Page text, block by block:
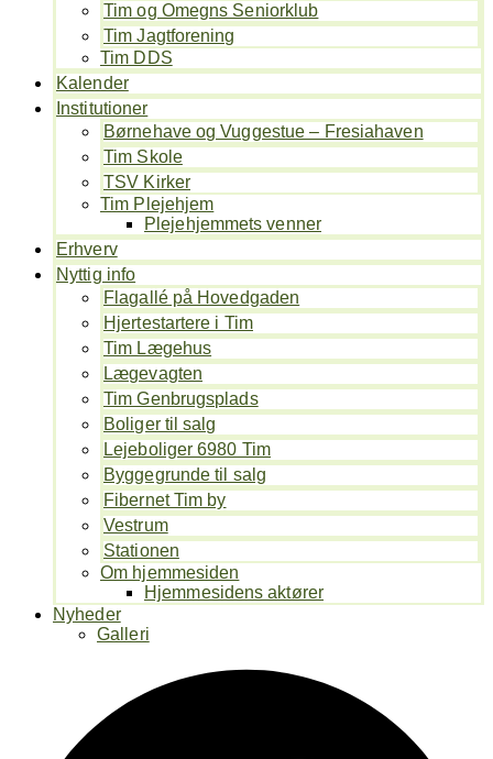
Tim og Omegns Seniorklub
Tim Jagtforening
Tim DDS
Kalender
Institutioner
Børnehave og Vuggestue – Fresiahaven
Tim Skole
TSV Kirker
Tim Plejehjem
Plejehjemmets venner
Erhverv
Nyttig info
Flagallé på Hovedgaden
Hjertestartere i Tim
Tim Lægehus
Lægevagten
Tim Genbrugsplads
Boliger til salg
Lejeboliger 6980 Tim
Byggegrunde til salg
Fibernet Tim by
Vestrum
Stationen
Om hjemmesiden
Hjemmesidens aktører
Nyheder
Galleri